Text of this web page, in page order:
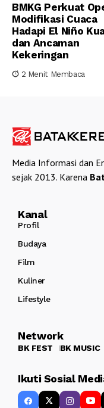
BMKG Perkuat
Modifikasi Cuaca
Hadapi El Niño
dan Ancaman
Kekeringan
2 Menit Membaca
Media Informasi dan
sejak 2013. Karena
Kanal
Profil
Budaya
Film
Kuliner
Lifestyle
Network
BK FEST BK MUSIC
Ikuti Sosial